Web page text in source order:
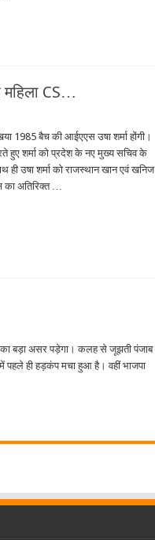
महिला CS…
1985 बैच की आईएएस उषा शर्मा होंगी।
हुए शर्मा को प्रदेश के नए मुख्य सचिव के
उषा शर्मा को राजस्थान खान एवं खनिज
का अतिरिक्त …
बड़ा असर पड़ेगा। कलह से जूझती पंजाब
पहले ही हड़कंप मचा हुआ है। वहीं भाजपा